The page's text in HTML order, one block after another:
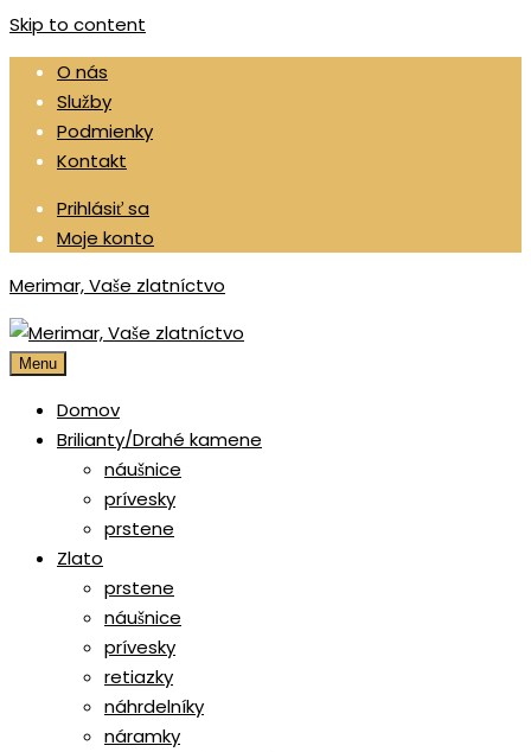
Skip to content
O nás
Služby
Podmienky
Kontakt
Prihlásiť sa
Moje konto
Merimar, Vaše zlatníctvo
Menu
Domov
Brilianty/Drahé kamene
náušnice
prívesky
prstene
Zlato
prstene
náušnice
prívesky
retiazky
náhrdelníky
náramky